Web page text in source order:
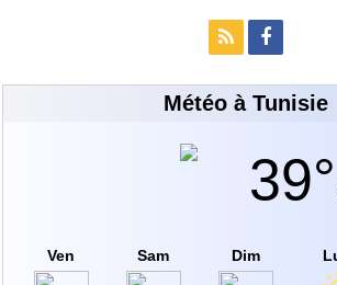
Météo à Tunisie
39°
Ven Sam Dim